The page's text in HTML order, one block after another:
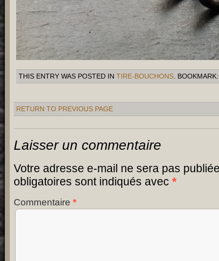
THIS ENTRY WAS POSTED IN TIRE-BOUCHONS .
RETURN TO PREVIOUS PAGE
Laisser un commentaire
Votre adresse e-mail ne sera pas
obligatoires sont indiqués avec *
Commentaire *